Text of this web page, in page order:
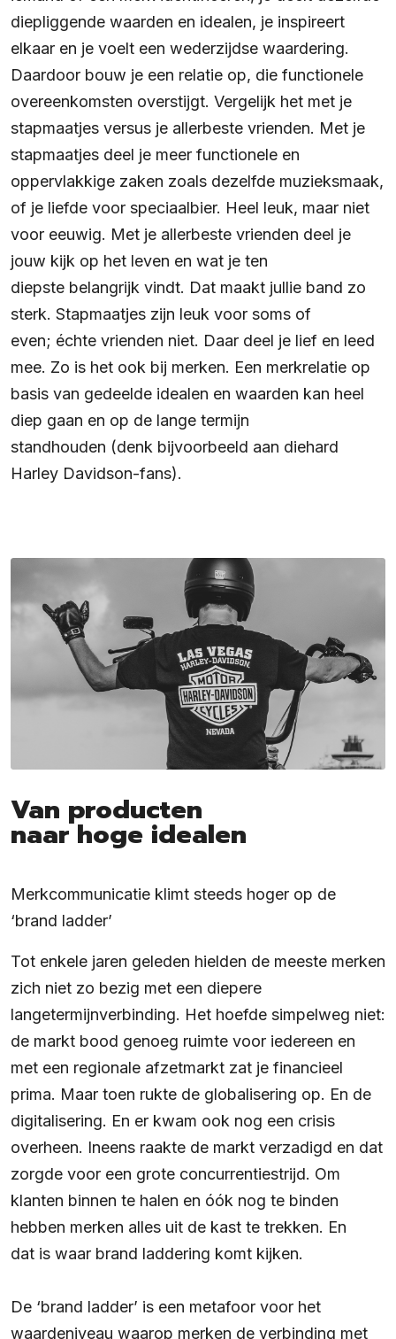
diepliggende waarden en idealen, je inspireert
elkaar en je voelt een wederzijdse waardering.
Daardoor bouw je een relatie op, die functionele
overeenkomsten overstijgt. Vergelijk het met je
stapmaatjes versus je allerbeste vrienden. Met je
stapmaatjes deel je meer functionele en
oppervlakkige zaken zoals dezelfde muzieksmaak,
of je liefde voor speciaalbier. Heel leuk, maar niet
voor eeuwig. Met je allerbeste vrienden deel je
jouw kijk op het leven en wat je ten
diepste belangrijk vindt. Dat maakt jullie band zo
sterk. Stapmaatjes zijn leuk voor soms of
even; échte vrienden niet. Daar deel je lief en leed
mee. Zo is het ook bij merken. Een merkrelatie op
basis van gedeelde idealen en waarden kan heel
diep gaan en op de lange termijn
standhouden (denk bijvoorbeeld aan diehard
Harley Davidson-fans).
Van producten
naar hoge idealen
Merkcommunicatie klimt steeds hoger op de
‘brand ladder’
Tot enkele jaren geleden hielden de meeste merken
zich niet zo bezig met een diepere
langetermijnverbinding. Het hoefde simpelweg niet:
de markt bood genoeg ruimte voor iedereen en
met een regionale afzetmarkt zat je financieel
prima. Maar toen rukte de globalisering op. En de
digitalisering. En er kwam ook nog een crisis
overheen. Ineens raakte de markt verzadigd en dat
zorgde voor een grote concurrentiestrijd. Om
klanten binnen te halen en óók nog te binden
hebben merken alles uit de kast te trekken. En
dat is waar brand laddering komt kijken.
De ‘brand ladder’ is een metafoor voor het
waardeniveau waarop merken de verbinding met